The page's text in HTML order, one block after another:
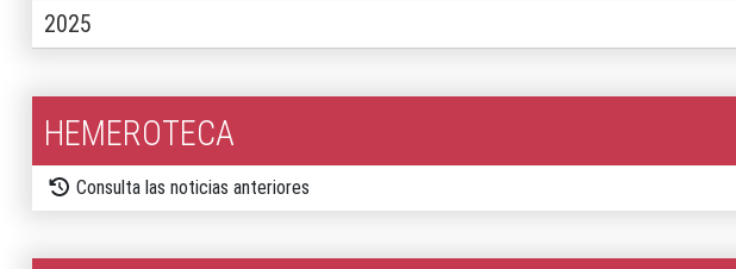
2025
HEMEROTECA
Consulta las noticias anteriores